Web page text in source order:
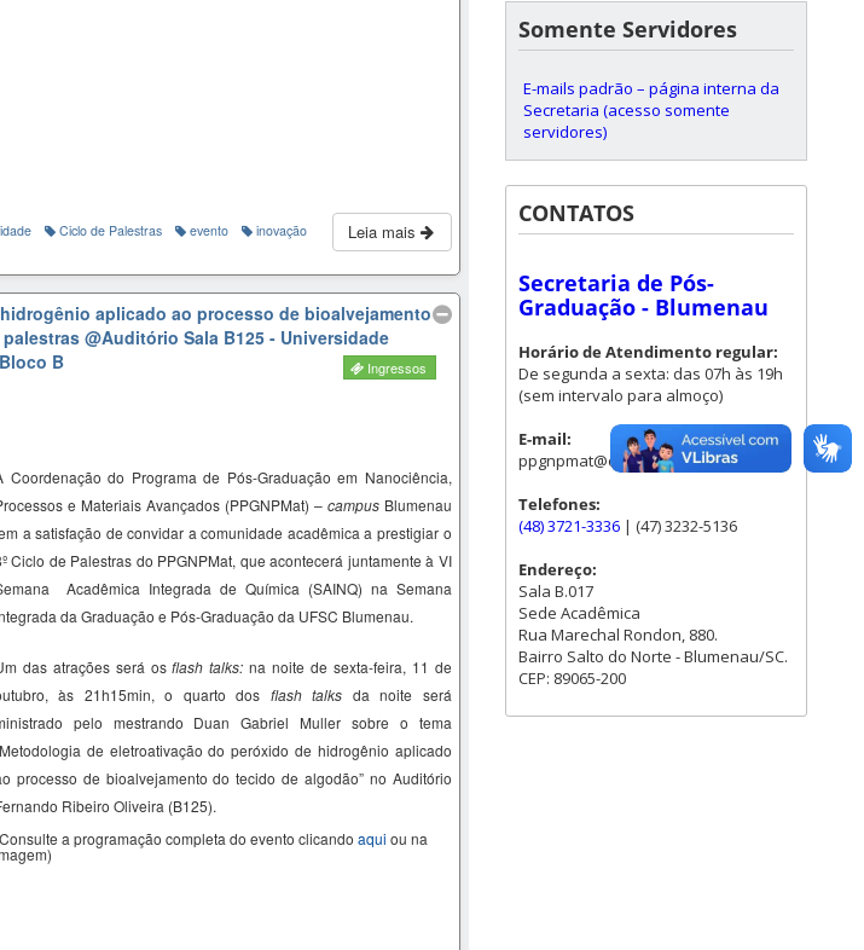
Leia mais
Ciclo de Palestras evento
inovação
aplicado ao processo de bioalvejamento
@Auditório Sala B125 - Universidade
B
Ingressos
Coordenação do Programa de Pós-Graduação em Nanociência,
e Materiais Avançados (PPGNPMat) – campusBlumenau
a satisfação de convidar a comunidade acadêmica a prestigiar o
Ciclo de Palestras do PPGNPMat, que acontecerá juntamente à VI
Acadêmica Integrada de Química (SAINQ) na Semana
da Graduação e Pós-Graduação da UFSC Blumenau.
das atrações será osflash talks: na noite de sexta-feira, 11 de
às 21h15min, o quarto dos flash talks da noite será
pelo mestrando Duan Gabriel Muller sobre o tema
Metodologia de eletroativação do peróxido de hidrogênio aplicado
processo de bioalvejamento do tecido de algodão” no Auditório
Ribeiro Oliveira (B125).
a programação completa do evento clicando aqui ou na
Somente Servidores
E-mails padrão – página interna da
Secretaria (acesso somente
servidores)
CONTATOS
Secretaria de Pós-
Graduação - Blumenau
Horário de Atendimento regular:
De segunda a sexta: das 07h às 19h
(sem intervalo para almoço)
E-mail:
ppgnpmat@contato.ufsc.br
Telefones:
(48) 3721-3336 | (47) 3232-5136
Endereço:
Sala B.017
Sede Acadêmica
Rua Marechal Rondon, 880.
Bairro Salto do Norte - Blumenau/SC.
CEP: 89065-200